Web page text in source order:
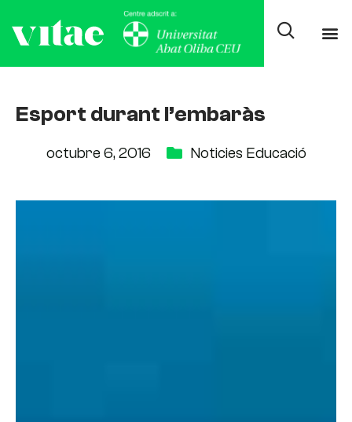
Esport durant l’embaràs
octubre 6, 2016 Noticies Educació